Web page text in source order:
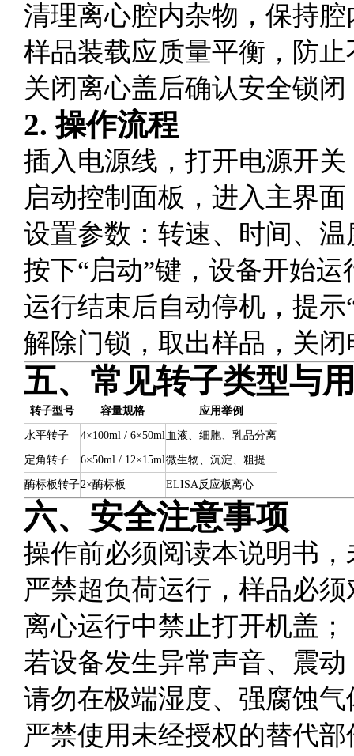
清理离心腔内杂物，保持
样品装载应质量平衡，防
关闭离心盖后确认安全锁
2. 操作流程
插入电源线，打开电源开关
启动控制面板，进入主界面
设置参数：转速、时间、
按下“启动”键，设备开始运
运行结束后自动停机，提示
解除门锁，取出样品，关闭
五、常见转子类型与
转子型号 容量规格 应用举例
水平转子 4×100ml / 6×50ml 血液、细胞、乳品分离
定角转子 6×50ml / 12×15ml微生物、沉淀、粗提
酶标板转子2×酶标板 ELISA反应板离心
六、安全注意事项
操作前必须阅读本说明书
严禁超负荷运行，样品必
离心运行中禁止打开机盖；
若设备发生异常声音、震
请勿在极端湿度、强腐蚀
严禁使用未经授权的替代